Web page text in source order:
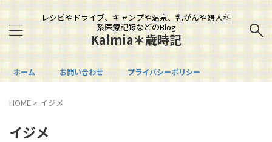
レシピやドライブ、キャンプや温泉、乳がんや婦人科
系医療記録などのBlog
Kalmia＊歳時記
ホーム お問い合わせ プライバシーポリシー
HOME > イジメ
イジメ